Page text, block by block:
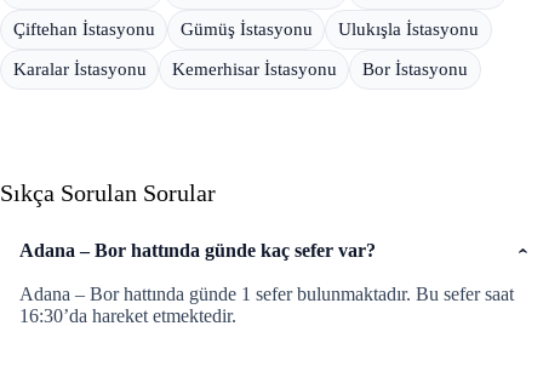
Çiftehan İstasyonu Gümüş İstasyonu Ulukışla İstasyonu
Karalar İstasyonu Kemerhisar İstasyonu Bor İstasyonu
Sıkça Sorulan Sorular
Adana – Bor hattında günde kaç sefer var?
Adana – Bor hattında günde 1 sefer bulunmaktadır. Bu sefer saat
16:30’da hareket etmektedir.